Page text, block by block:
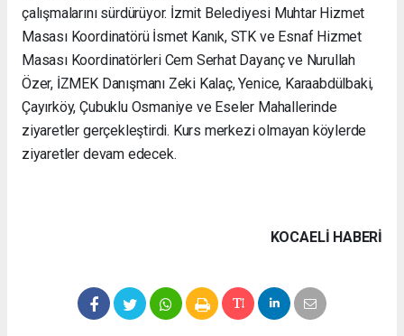
çalışmalarını sürdürüyor. İzmit Belediyesi Muhtar Hizmet
Masası Koordinatörü İsmet Kanık, STK ve Esnaf Hizmet
Masası Koordinatörleri Cem Serhat Dayanç ve Nurullah
Özer, İZMEK Danışmanı Zeki Kalaç, Yenice, Karaabdülbaki,
Çayırköy, Çubuklu Osmaniye ve Eseler Mahallerinde
ziyaretler gerçekleştirdi. Kurs merkezi olmayan köylerde
ziyaretler devam edecek.
KOCAELI HABERİ